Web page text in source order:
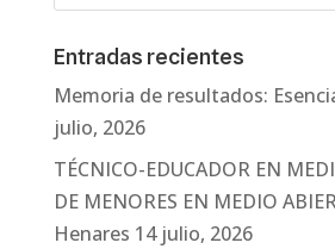
Entradas recientes
Memoria de resultados:
julio, 2026
TÉCNICO-EDUCADOR EN
DE MENORES EN MEDIO
Henares 14 julio, 2026